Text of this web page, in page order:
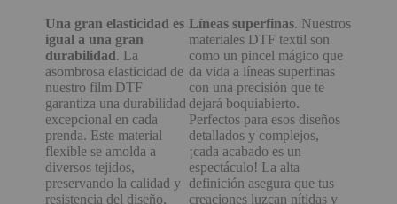
Una gran elasticidad es
igual a una gran
durabilidad. La
asombrosa elasticidad de
nuestro film DTF
garantiza una durabilidad
excepcional en cada
prenda. Este material
flexible se amolda a
diversos tejidos,
preservando la calidad y
resistencia del diseño,
Líneas superfinas. Nuestros
materiales DTF textil son
como un pincel mágico que
da vida a líneas superfinas
con una precisión que te
dejará boquiabierto.
Perfectos para esos diseños
detallados y complejos,
¡cada acabado es un
espectáculo! La alta
definición asegura que tus
creaciones luzcan nítidas y